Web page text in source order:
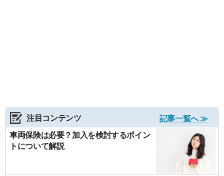
注目コンテンツ
記事一覧へ ≫
車両保険は必要？加入を検討するポイン
トについて解説